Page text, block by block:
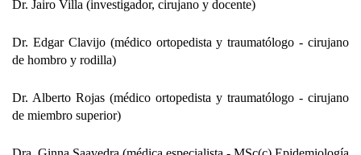
Dr. Jairo Villa (investigador, cirujano y docente)
Dr. Edgar Clavijo (médico ortopedista y traumatólogo - cirujano
de hombro y rodilla)
Dr. Alberto Rojas (médico ortopedista y traumatólogo - cirujano
de miembro superior)